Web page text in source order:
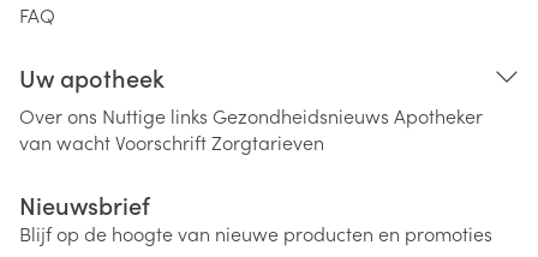
FAQ
Uw apotheek
Over ons Nuttige links Gezondheidsnieuws Apotheker
van wachtVoorschriftZorgtarieven
Nieuwsbrief
Blijf op de hoogte van nieuwe producten en promoties